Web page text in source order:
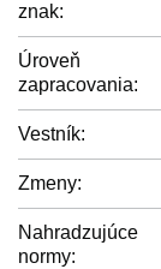
znak:
Úroveň
zapracovania:
Vestník:
Zmeny:
Nahradzujúce
normy: